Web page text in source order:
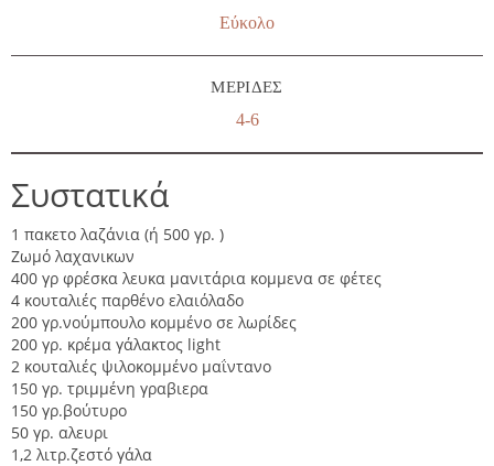
Εύκολο
ΜΕΡΊΔΕΣ
4-6
Συστατικά
1 πακετο λαζάνια (ή 500 γρ. )
Ζωμό λαχανικων
400 γρ φρέσκα λευκα μανιτάρια κομμενα σε φέτες
4 κουταλιές παρθένο ελαιόλαδο
200 γρ.νούμπουλο κομμένο σε λωρίδες
200 γρ. κρέμα γάλακτος light
2 κουταλιές ψιλοκομμένο μαΐντανο
150 γρ. τριμμένη γραβιερα
150 γρ.βούτυρο
50 γρ. αλευρι
1,2 λιτρ.ζεστό γάλα